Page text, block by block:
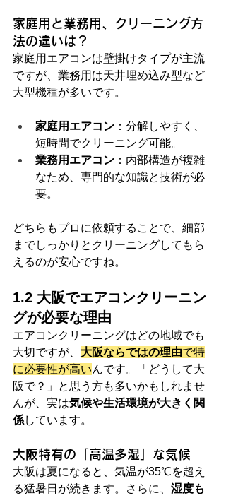
家庭用と業務用、クリーニング方
法の違いは？
家庭用エアコンは壁掛けタイプが主流
ですが、業務用は天井埋め込み型など
大型機種が多いです。
家庭用エアコン ：分解しやすく、
短時間でクリーニング可能。
業務用エアコン ：内部構造が複雑
なため、専門的な知識と技術が必
要。
どちらもプロに依頼することで、細部
までしっかりとクリーニングしてもら
えるのが安心ですね。
1.2 大阪でエアコンクリーニン
グが必要な理由
エアコンクリーニングはどの地域でも
大切ですが、 大阪ならではの理由で特
に必要性が高いんです。「どうして大
阪で？」と思う方も多いかもしれませ
んが、実は気候や生活環境が大きく関
係しています。
大阪特有の「高温多湿」な気候
大阪は夏になると、気温が35℃を超え
る猛暑日が続きます。さらに、 湿度も